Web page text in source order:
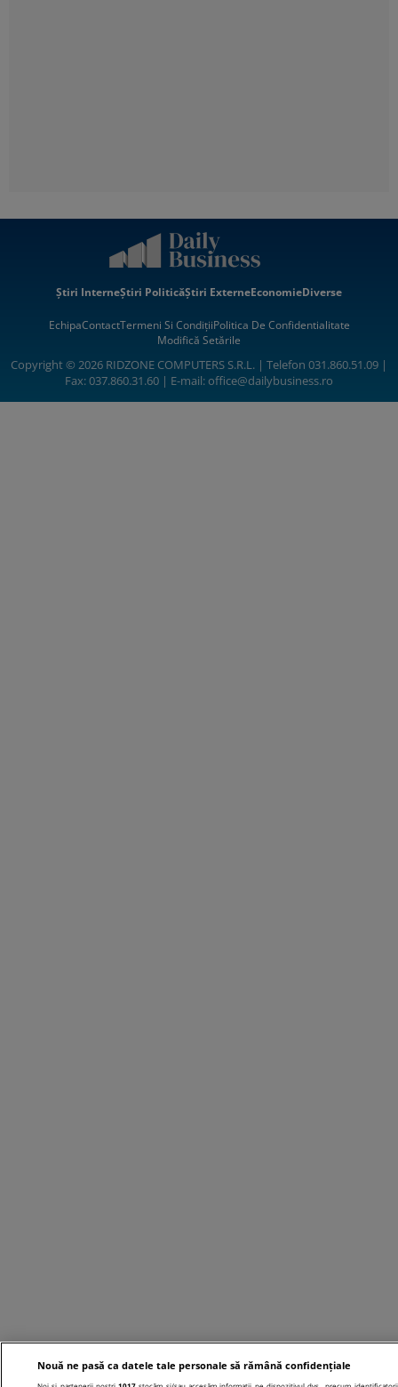
Știri InterneȘtiri PoliticăȘtiri ExterneEconomieDiverse
EchipaContactTermeni Si CondițiiPolitica De Confidentialitate
Modifică Setările
Copyright © 2026 RIDZONE COMPUTERS S.R.L. | Telefon 031.860.51.09 |
Fax: 037.860.31.60 | E-mail:office@dailybusiness.ro
Nouă ne pasă ca datele tale personale să rămână confidențiale